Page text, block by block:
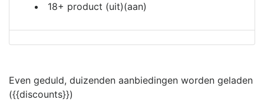
18+ product (uit)(aan)
Even geduld, duizenden aanbiedingen worden geladen
({{discounts}})